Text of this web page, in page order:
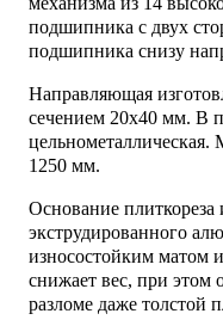
подшипника с двух
подшипника снизу
Направляющая
сечением 20х40 мм. В
цельнометаллическая.
1250 мм.
Основание плиткореза
экструдированного
износостойким матом
снижает вес, при этом
разломе даже толстой